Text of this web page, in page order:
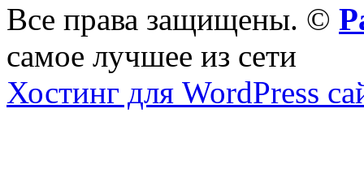
Все права защищены. ©
самое лучшее из сети
Хостинг для WordPress